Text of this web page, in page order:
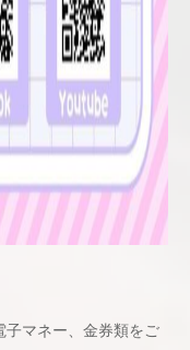
マネー、金券類をご